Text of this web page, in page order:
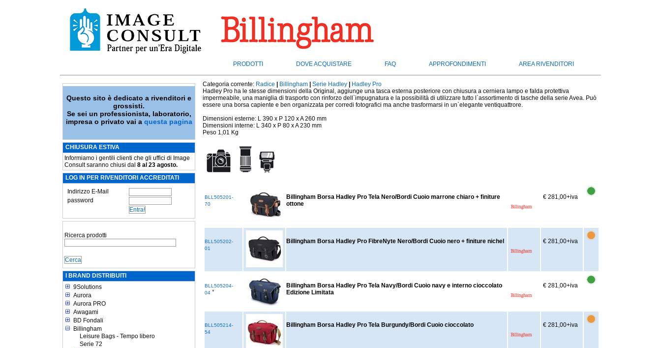
PRODOTTI DOVE ACQUISTARE FAQ APPROFONDIMENTI AREA RIVENDITORI
Questo sito è dedicato a rivenditori e
grossisti.
Se sei un professionista, laboratorio,
impresa o privato vai a questa pagina
CHIUSURA ESTIVA
Informiamo i gentili clienti che gli uffici di Image
Consult saranno chiusi dal 8 al 23 agosto.
LOG IN PER RIVENDITORI ACCREDITATI
Indirizzo E-Mail
password
Ricerca prodotti
I BRAND DISTRIBUITI
9Solutions
Aurora
Aurora PRO
Awagami
BD Fondali
Billingham
Leisure Bags - Tempo libero
Serie 72
Categoria corrente: Radice Billingham Serie Hadley
Hadley Pro
Hadley Pro ha le stesse dimensioni della Original, aggiunge una tasca esterna posteriore con chiusura a cerniera lampo e falda protettiva
impermeabile, una maniglia di trasporto con rinforzo dell`impugnatura e la possibilità di utilizzare tutto l`assortimento di tasche della serie Avea. Può
essere una borsa capiente e ben organizzata per corredi fotografici ma anche trasformarsi in un`elegante ventiquattrore.
Dimensioni esterne: L 390 x P 120 x A 260 mm
Dimensioni interne: L 340 x P 80 x A 230 mm
Peso 1,01 Kg
BLL505201-
70
Billingham Borsa Hadley Pro Tela Nero/Bordi Cuoio marrone chiaro + finiture
ottone
€ 281,00+iva
BLL505202-
01
Billingham Borsa Hadley Pro FibreNyte Nero/Bordi Cuoio nero + finiture nichel € 281,00+iva
BLL505204-
04 °
Billingham Borsa Hadley Pro Tela Navy/Bordi Cuoio navy e interno cioccolato
Edizione Limitata
€ 281,00+iva
BLL505214-
54
Billingham Borsa Hadley Pro Tela Burgundy/Bordi Cuoio cioccolato € 281,00+iva